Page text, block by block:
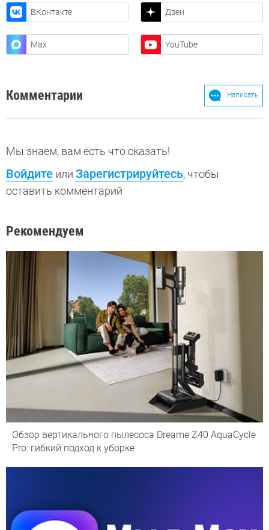
ВКонтакте Дзен
Max YouTube
Комментарии Написать
Мы знаем, вам есть что сказать!
Войдите или Зарегистрируйтесь, чтобы
оставить комментарий
Рекомендуем
Обзор вертикального пылесоса Dreame Z40 AquaCycle
Pro: гибкий подход к уборке